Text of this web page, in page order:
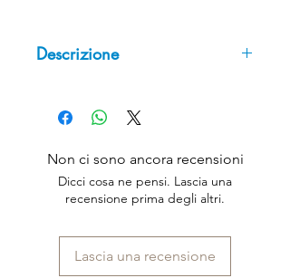
Descrizione
dalla raccolta “Le solitarie”,
pubblicata nel 1920. Uno spaccato
della donna agli inizi del secolo
scorso.
Non ci sono ancora recensioni
Dicci cosa ne pensi. Lascia una
recensione prima degli altri.
Lascia una recensione